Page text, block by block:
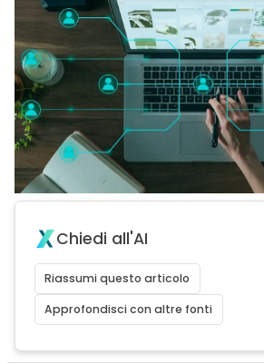
Chiedi all'AI
Riassumi questo articolo
Approfondisci con altre fonti